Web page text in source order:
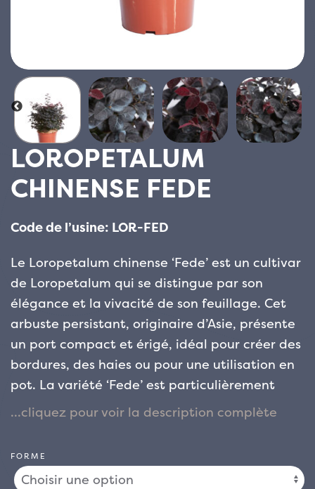
LOROPETALUM
CHINENSE FEDE
Code de l’usine: LOR-FED
Le Loropetalum chinense ‘Fede’ est un cultivar
de Loropetalum qui se distingue par son
élégance et la vivacité de son feuillage. Cet
arbuste persistant, originaire d’Asie, présente
un port compact et érigé, idéal pour créer des
bordures, des haies ou pour une utilisation en
pot. La variété ‘Fede’ est particulièrement
appréciée pour ses feuilles vert foncé brillant,
la plante un aspect riche et ornemental tout
FORME